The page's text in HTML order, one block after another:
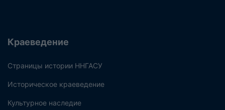
Краеведение
Страницы истории ННГАСУ
Историческое краеведение
Культурное наследие